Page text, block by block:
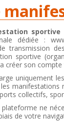
dédiée :
transmission
sportive
créer son compte
uniquement
collectifs,
plateforme ne
de votre